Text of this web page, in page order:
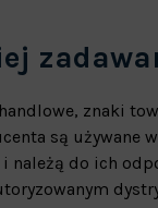
znaki
są używane
należą do ich